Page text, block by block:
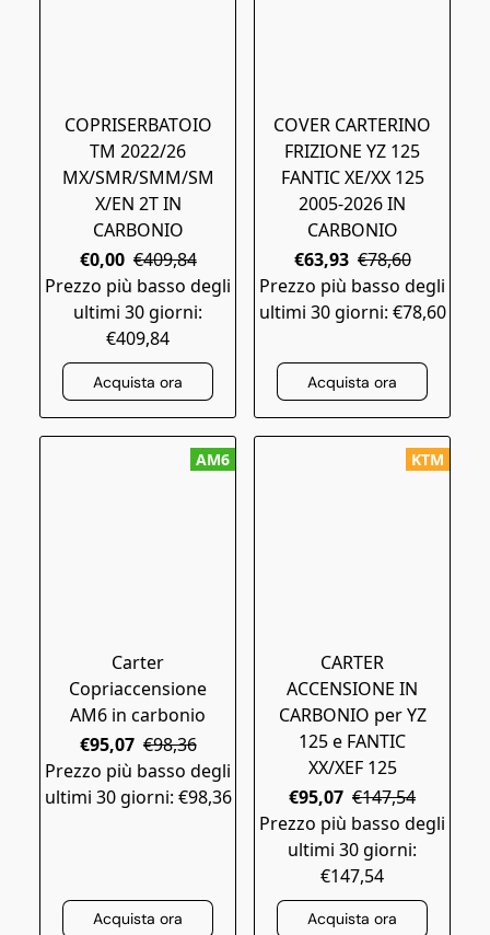
COPRISERBATOIO
TM 2022/26
MX/SMR/SMM/SM
X/EN 2T IN
CARBONIO
€0,00 €409,84
Prezzo più basso degli
ultimi 30 giorni:
€409,84
Acquista ora
COVER CARTERINO
FRIZIONE YZ 125
FANTIC XE/XX 125
2005-2026 IN
CARBONIO
€63,93 €78,60
Prezzo più basso degli
ultimi 30 giorni: €78,60
Acquista ora
AM6
Carter
Copriaccensione
AM6 in carbonio
€95,07 €98,36
Prezzo più basso degli
ultimi 30 giorni: €98,36
Acquista ora
KTM
CARTER
ACCENSIONE IN
CARBONIO per YZ
125 e FANTIC
XX/XEF 125
€95,07 €147,54
Prezzo più basso degli
ultimi 30 giorni:
€147,54
Acquista ora